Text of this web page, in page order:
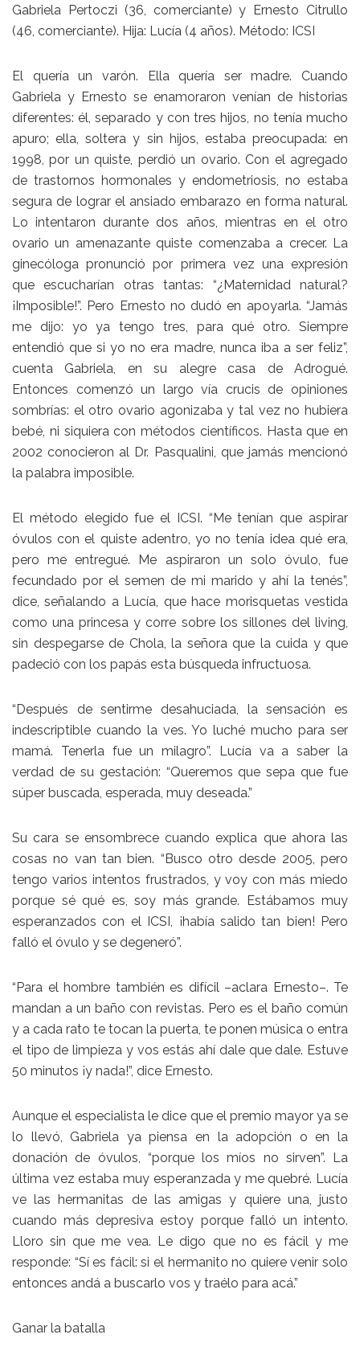
Gabriela Pertoczi (36, comerciante) y Ernesto Citrullo
(46, comerciante). Hija: Lucía (4 años). Método: ICSI
El quería un varón. Ella quería ser madre. Cuando
Gabriela y Ernesto se enamoraron venían de historias
diferentes: él, separado y con tres hijos, no tenía mucho
apuro; ella, soltera y sin hijos, estaba preocupada: en
1998, por un quiste, perdió un ovario. Con el agregado
de trastornos hormonales y endometriosis, no estaba
segura de lograr el ansiado embarazo en forma natural.
Lo intentaron durante dos años, mientras en el otro
ovario un amenazante quiste comenzaba a crecer. La
ginecóloga pronunció por primera vez una expresión
que escucharían otras tantas: “¿Maternidad natural?
¡Imposible!”. Pero Ernesto no dudó en apoyarla. “Jamás
me dijo: yo ya tengo tres, para qué otro. Siempre
entendió que si yo no era madre, nunca iba a ser feliz”,
cuenta Gabriela, en su alegre casa de Adrogué.
Entonces comenzó un largo vía crucis de opiniones
sombrías: el otro ovario agonizaba y tal vez no hubiera
bebé, ni siquiera con métodos científicos. Hasta que en
2002 conocieron al Dr. Pasqualini, que jamás mencionó
la palabra imposible.
El método elegido fue el ICSI. “Me tenían que aspirar
óvulos con el quiste adentro, yo no tenía idea qué era,
pero me entregué. Me aspiraron un solo óvulo, fue
fecundado por el semen de mi marido y ahí la tenés”,
dice, señalando a Lucía, que hace morisquetas vestida
como una princesa y corre sobre los sillones del living,
sin despegarse de Chola, la señora que la cuida y que
padeció con los papás esta búsqueda infructuosa.
“Después de sentirme desahuciada, la sensación es
indescriptible cuando la ves. Yo luché mucho para ser
mamá. Tenerla fue un milagro”. Lucía va a saber la
verdad de su gestación: “Queremos que sepa que fue
súper buscada, esperada, muy deseada.”
Su cara se ensombrece cuando explica que ahora las
cosas no van tan bien. “Busco otro desde 2005, pero
tengo varios intentos frustrados, y voy con más miedo
porque sé qué es, soy más grande. Estábamos muy
esperanzados con el ICSI, ¡había salido tan bien! Pero
falló el óvulo y se degeneró”.
“Para el hombre también es difícil –aclara Ernesto–. Te
mandan a un baño con revistas. Pero es el baño común
y a cada rato te tocan la puerta, te ponen música o entra
el tipo de limpieza y vos estás ahí dale que dale. Estuve
50 minutos ¡y nada!”, dice Ernesto.
Aunque el especialista le dice que el premio mayor ya se
lo llevó, Gabriela ya piensa en la adopción o en la
donación de óvulos, “porque los míos no sirven”. La
última vez estaba muy esperanzada y me quebré. Lucía
ve las hermanitas de las amigas y quiere una, justo
cuando más depresiva estoy porque falló un intento.
Lloro sin que me vea. Le digo que no es fácil y me
responde: “Sí es fácil: si el hermanito no quiere venir solo
entonces andá a buscarlo vos y traélo para acá.”
Ganar la batalla